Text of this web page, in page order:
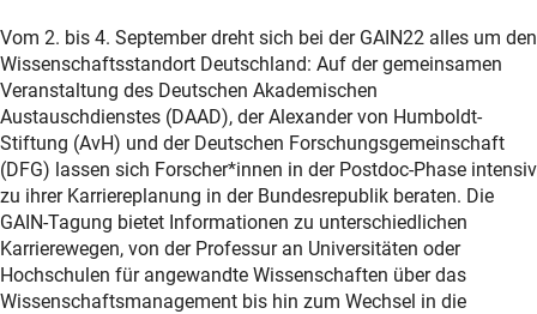
Vom 2. bis 4. September dreht sich bei der GAIN22 alles um den
Wissenschaftsstandort Deutschland: Auf der gemeinsamen
Veranstaltung des Deutschen Akademischen
Austauschdienstes (DAAD), der Alexander von Humboldt-
Stiftung (AvH) und der Deutschen Forschungsgemeinschaft
(DFG) lassen sich Forscher*innen in der Postdoc-Phase intensiv
zu ihrer Karriereplanung in der Bundesrepublik beraten. Die
GAIN-Tagung bietet Informationen zu unterschiedlichen
Karrierewegen, von der Professur an Universitäten oder
Hochschulen für angewandte Wissenschaften über das
Wissenschaftsmanagement bis hin zum Wechsel in die